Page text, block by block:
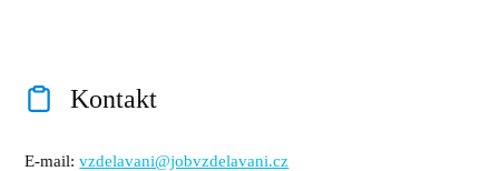
Kontakt
E-mail:vzdelavani@jobvzdelavani.cz